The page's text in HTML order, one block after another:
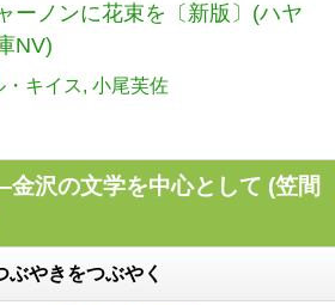
ーノンに花束を〔新版〕(ハヤ
NV)
・キイス 小尾芙佐
沢の文学を中心として (笠間
ぶやきをつぶやく